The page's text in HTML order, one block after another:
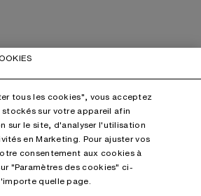
tous les cookies", vous acceptez
sur votre appareil afin
sur le site, d'analyser l'utilisation
en Marketing. Pour ajuster vos
consentement aux cookies à
"Paramètres des cookies" ci-
quelle page.